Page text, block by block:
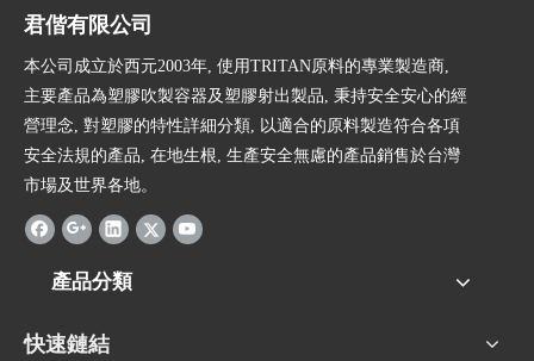
君偕有限公司
本公司成立於西元2003年, 使用TRITAN原料的專業製造商,
主要產品為塑膠吹製容器及塑膠射出製品, 秉持安全安心的經
營理念, 對塑膠的特性詳細分類, 以適合的原料製造符合各項
安全法規的產品, 在地生根, 生產安全無慮的產品銷售於台灣
市場及世界各地。
產品分類
快速鏈結